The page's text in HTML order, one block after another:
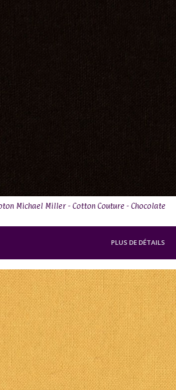
Michael Miller - Cotton Couture - Chocolate
PLUS DE DÉTAILS